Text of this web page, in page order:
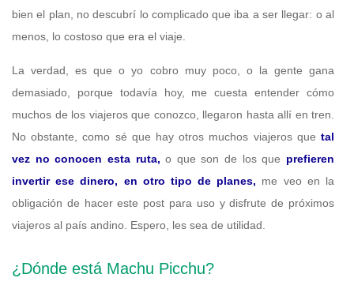
bien el plan, no descubrí lo complicado que iba a ser llegar: o al
menos, lo costoso que era el viaje.
La verdad, es que o yo cobro muy poco, o la gente gana
demasiado, porque todavía hoy, me cuesta entender cómo
muchos de los viajeros que conozco, llegaron hasta allí en tren.
No obstante, como sé que hay otros muchos viajeros que tal
vez no conocen esta ruta, o que son de los que prefieren
invertir ese dinero, en otro tipo de planes, me veo en la
obligación de hacer este post para uso y disfrute de próximos
viajeros al país andino. Espero, les sea de utilidad.
¿Dónde está Machu Picchu?